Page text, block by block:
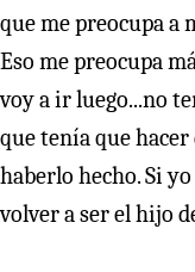
que me preocupa a
Eso me preocupa
voy a ir luego...no
que tenía que
haberlo hecho. Si
volver a ser el hijo